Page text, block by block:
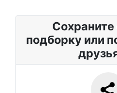
Сохраните
подборку или